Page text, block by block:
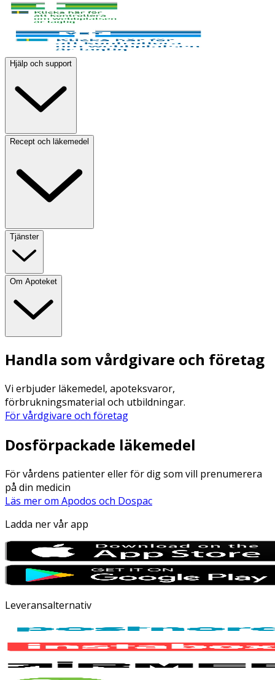
Hjälp och support
Recept och läkemedel
Tjänster
Om Apoteket
Handla som vårdgivare och företag
Vi erbjuder läkemedel, apoteksvaror,
förbrukningsmaterial och utbildningar.
För vårdgivare och företag
Dosförpackade läkemedel
För vårdens patienter eller för dig som vill prenumerera
på din medicin
Läs mer om Apodos och Dospac
Ladda ner vår app
Leveransalternativ